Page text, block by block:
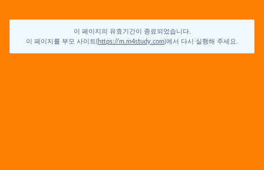
이 페이지의 유효기간이 종료되었습니다.
이 페이지를 부모 사이트(https://m.m4study.com)에서 다시 실행해 주세요.